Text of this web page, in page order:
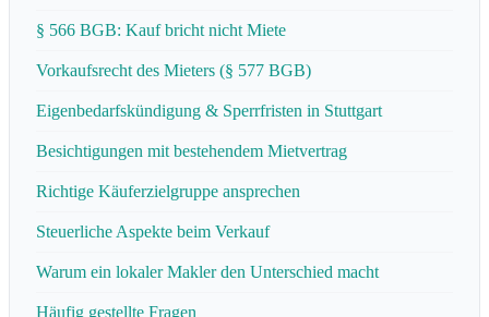
§ 566 BGB: Kauf bricht nicht Miete
Vorkaufsrecht des Mieters (§ 577 BGB)
Eigenbedarfskündigung & Sperrfristen in Stuttgart
Besichtigungen mit bestehendem Mietvertrag
Richtige Käuferzielgruppe ansprechen
Steuerliche Aspekte beim Verkauf
Warum ein lokaler Makler den Unterschied macht
Häufig gestellte Fragen